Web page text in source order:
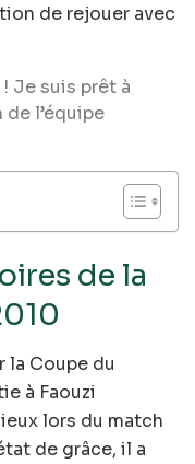
de rejouer avec
Je suis prêt à
l’équipe
de la
la Coupe du
à Faouzi
lors du match
de grâce, il a